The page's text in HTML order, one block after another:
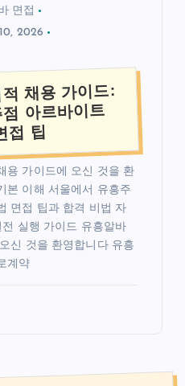
면접
2026
채용 가이드:
아르바이트
접 팁
용 가이드에 오신 것을 환
본 이해 서울에서 유흥주
면접 팁과 합격 비법 자
실행 가이드 유흥알바
신 것을 환영합니다 유흥
계약